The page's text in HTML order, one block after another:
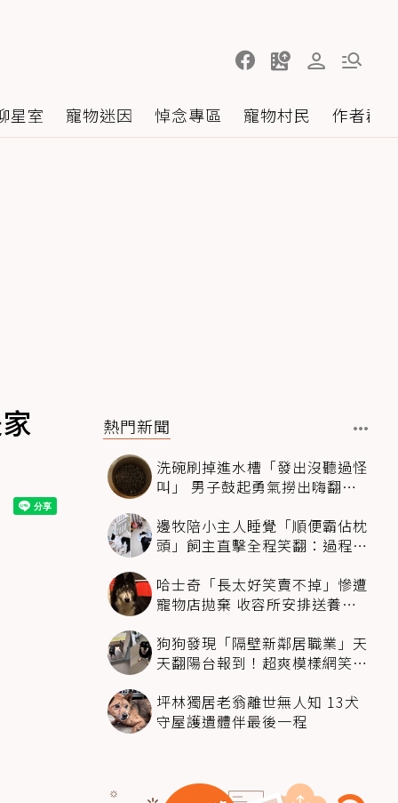
星室 寵物迷因 悼念專區 寵物村民 作者群
熱門新聞
洗碗刷掉進水槽「發出沒聽過怪
叫」 男子鼓起勇氣撈出嗨翻：
邊牧陪小主人睡覺「順便霸佔枕
頭」飼主直擊全程笑翻：過程絲
哈士奇「長太好笑賣不掉」慘遭
寵物店拋棄 收容所安排送養活
狗狗發現「隔壁新鄰居職業」天
天翻陽台報到！超爽模樣網笑
坪林獨居老翁離世無人知 13犬
守屋護遺體伴最後一程